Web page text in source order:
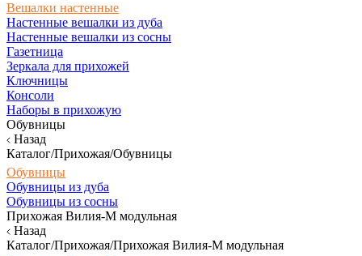
Вешалки настенные
Настенные вешалки из дуба
Настенные вешалки из сосны
Газетница
Зеркала для прихожей
Ключницы
Консоли
Наборы в прихожую
Обувницы
Назад
Каталог/Прихожая/Обувницы
Обувницы
Обувницы из дуба
Обувницы из сосны
Прихожая Вилия-М модульная
Назад
Каталог/Прихожая/Прихожая Вилия-М модульная